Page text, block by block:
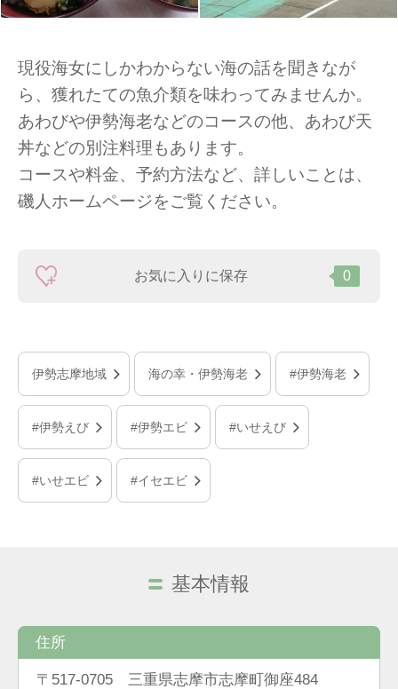
現役海女にしかわからない海の話を聞きなが
ら、獲れたての魚介類を味わってみませんか。
あわびや伊勢海老などのコースの他、あわび天
丼などの別注料理もあります。
コースや料金、予約方法など、詳しいことは、
磯人ホームページをご覧ください。
お気に入りに保存 0
伊勢志摩地域 海の幸・伊勢海老 #伊勢海老
#伊勢えび #伊勢エビ #いせえび
#いせエビ #イセエビ
基本情報
住所
〒517-0705 三重県志摩市志摩町御座484